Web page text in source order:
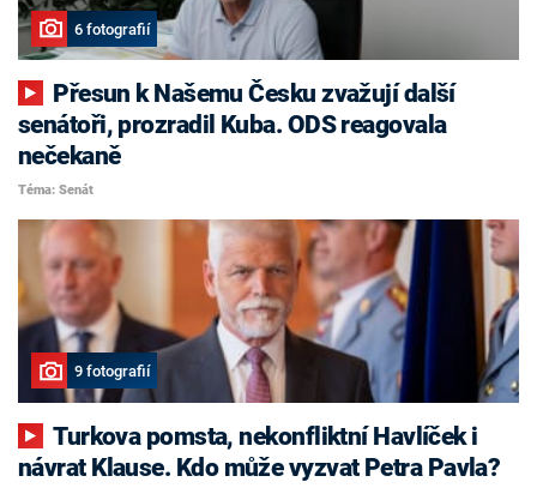
6 fotografií
senátoři, prozradil Kuba. ODS reagovala
nečekaně
Téma: Senát
9 fotografií
Turkova pomsta, nekonfliktní Havlíček i
návrat Klause. Kdo může vyzvat Petra Pavla?